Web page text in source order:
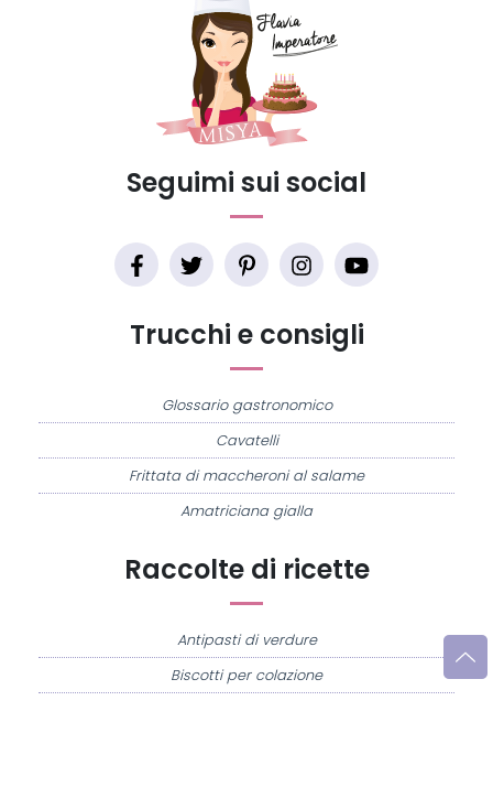
Raccolte di ricette
Antipasti di verdure
Biscotti per colazione
Trucchi e consigli
Glossario gastronomico
Cavatelli
Frittata di maccheroni al salame
Amatriciana gialla
Seguimi sui social